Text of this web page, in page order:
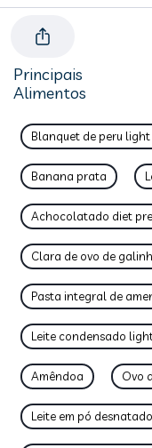
Principais
Alimentos
Blanquet de peru light
Banana prata
Achocolatado diet
Clara de ovo de
Pasta integral de
Leite condensado
Amêndoa Ovo
Leite em pó desnatado